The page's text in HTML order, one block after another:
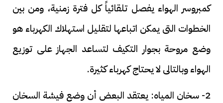
كمبروسر الهواء يفصل تلقائياً كل فترة زمنية، ومن بين
الخطوات التى يمكن اتباعها لتقليل استهلاك الكهرباء هو
وضع مروحة بجوار التكيف لتساعد الجهاز على توزيع
الهواء وبالتالى لا يحتاج كهرباء كثيرة.
2- سخان المياه: يعتقد البعض أن وضع فيشة السخان